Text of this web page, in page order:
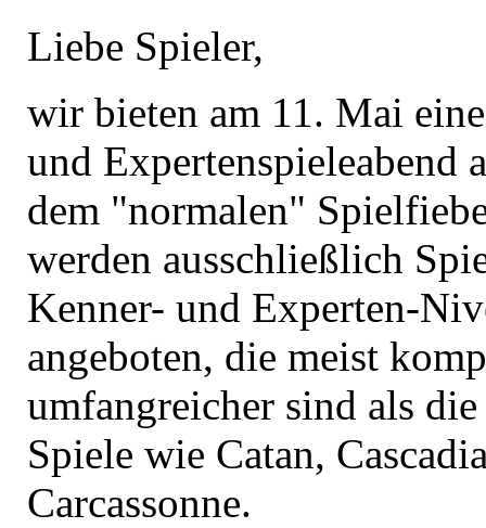
Liebe Spieler,
wir bieten am 11. Mai
und Expertenspieleabend
dem "normalen"
werden ausschließlich
Kenner- und Experten-
angeboten, die meist
umfangreicher sind als
Spiele wie Catan,
Carcassonne.